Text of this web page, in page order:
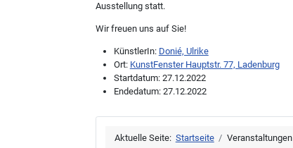
Ausstellung statt.
Wir freuen uns auf Sie!
KünstlerIn: Donié, Ulrike
Ort: KunstFenster Hauptstr. 77, Ladenburg
Startdatum: 27.12.2022
Endedatum: 27.12.2022
Aktuelle Seite: Startseite Veranstaltungen